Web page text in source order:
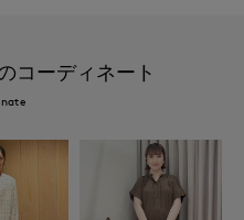
コーディネート